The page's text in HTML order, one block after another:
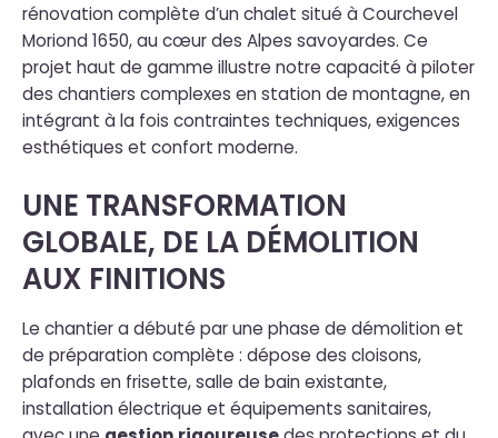
rénovation complète d’un chalet situé à Courchevel
Moriond 1650, au cœur des Alpes savoyardes. Ce
projet haut de gamme illustre notre capacité à piloter
des chantiers complexes en station de montagne, en
intégrant à la fois contraintes techniques, exigences
esthétiques et confort moderne.
UNE TRANSFORMATION
GLOBALE, DE LA DÉMOLITION
AUX FINITIONS
Le chantier a débuté par une phase de démolition et
de préparation complète : dépose des cloisons,
plafonds en frisette, salle de bain existante,
installation électrique et équipements sanitaires,